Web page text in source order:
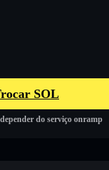
SOL
do serviço onramp